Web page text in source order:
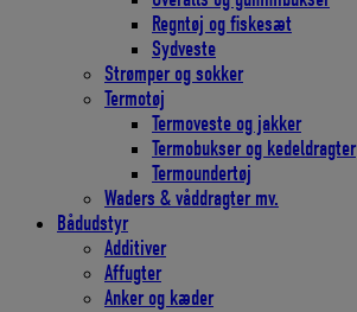
Regntøj og fiskesæt
Sydveste
Strømper og sokker
Termotøj
Termoveste og jakker
Termobukser og kedeldragter
Termoundertøj
Waders & våddragter mv.
Bådudstyr
Additiver
Affugter
Anker og kæder